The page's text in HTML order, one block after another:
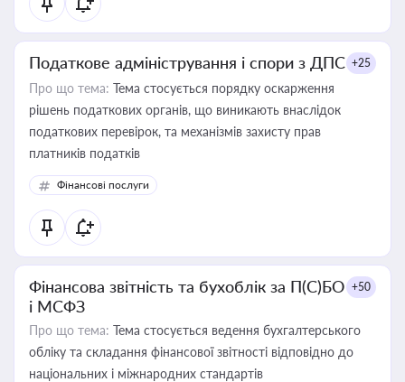
Податкове адміністрування і спори з ДПС +25
Про що тема: Тема стосується порядку оскарження
рішень податкових органів, що виникають внаслідок
податкових перевірок, та механізмів захисту прав
платників податків
Фінансові послуги
Фінансова звітність та бухоблік за П(С)БО
і МСФЗ
+50
Про що тема: Тема стосується ведення бухгалтерського
обліку та складання фінансової звітності відповідно до
національних і міжнародних стандартів